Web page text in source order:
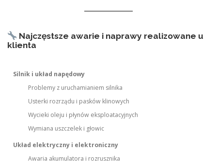
Najczęstsze awarie i naprawy realizowane u
klienta
Silnik i układ napędowy
Problemy z uruchamianiem silnika
Usterki rozrządu i pasków klinowych
Wycieki oleju i płynów eksploatacyjnych
Wymiana uszczelek i głowic
Układ elektryczny i elektroniczny
Awaria akumulatora i rozrusznika